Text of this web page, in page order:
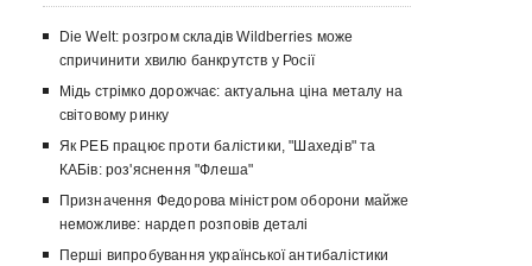
Die Welt: розгром складів Wildberries може
спричинити хвилю банкрутств у Росії
Мідь стрімко дорожчає: актуальна ціна металу на
світовому ринку
Як РЕБ працює проти балістики, "Шахедів" та
КАБів: роз'яснення "Флеша"
Призначення Федорова міністром оборони майже
неможливе: нардеп розповів деталі
Перші випробування української антибалістики